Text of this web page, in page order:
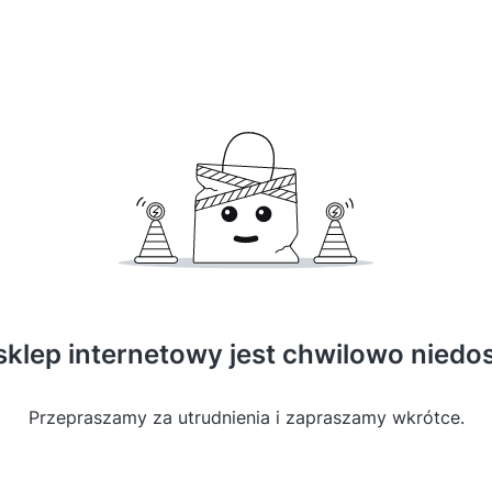
internetowy jest chwilowo
Przepraszamy za utrudnienia i zapraszamy wkrótce.